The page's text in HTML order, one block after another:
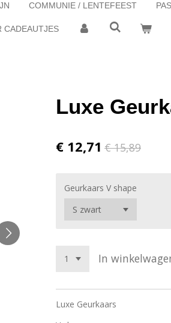
COMMUNIE / LENTEFEEST
CADEAUTJES
Luxe
€ 12,71 € 15,89
Geurkaars V shape
In
Luxe Geurkaars